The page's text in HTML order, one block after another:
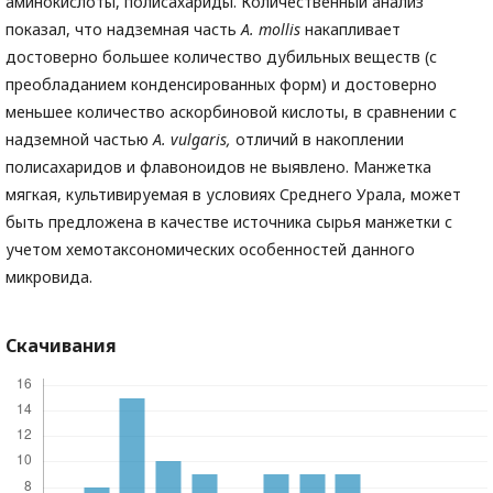
показал, что надземная частьA. mollis накапливает
достоверно большее количество дубильных веществ (с
преобладанием конденсированных форм) и достоверно
меньшее количество аскорбиновой кислоты, в сравнении с
надземной частьюA. vulgaris, отличий в накоплении
полисахаридов и флавоноидов не выявлено. Манжетка
мягкая, культивируемая в условиях Среднего Урала, может
быть предложена в качестве источника сырья манжетки с
учетом хемотаксономических особенностей данного
микровида.
Скачивания